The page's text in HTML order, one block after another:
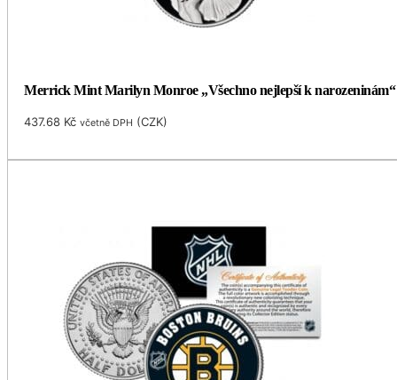
Merrick Mint Marilyn Monroe „Všechno nejlepší k
437.68 Kč včetně DPH (CZK)